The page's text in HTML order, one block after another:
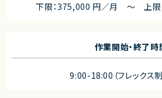
下限：375,000 円／月 ～ 上限
作業開始・終了時
9:00-18:00（フレックス制